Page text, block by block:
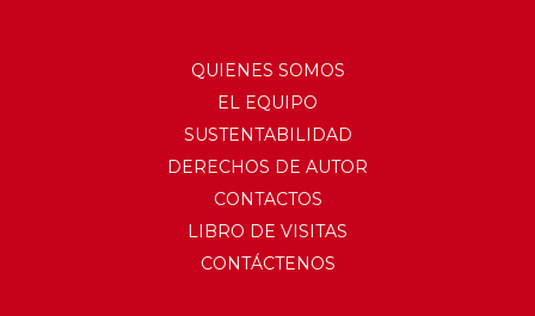
QUIENES SOMOS
EL EQUIPO
SUSTENTABILIDAD
DERECHOS DE AUTOR
CONTACTOS
LIBRO DE VISITAS
CONTÁCTENOS